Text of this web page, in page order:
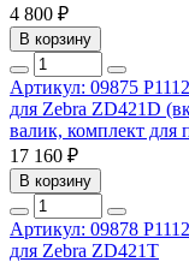
4 800 ₽
В корзину
Артикул: 09875
для Zebra ZD421D
валик, комплект для
17 160 ₽
В корзину
Артикул: 09878
для Zebra ZD421T